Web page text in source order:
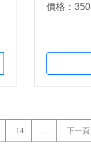
價格：350
14 下一頁